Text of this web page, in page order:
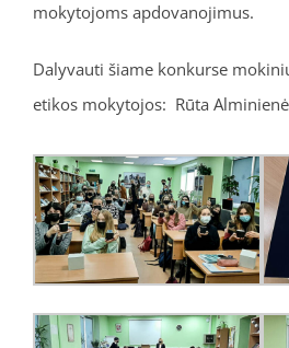
mokytojoms apdovanojimus.
Dalyvauti šiame konkurse
etikos mokytojos: Rūta